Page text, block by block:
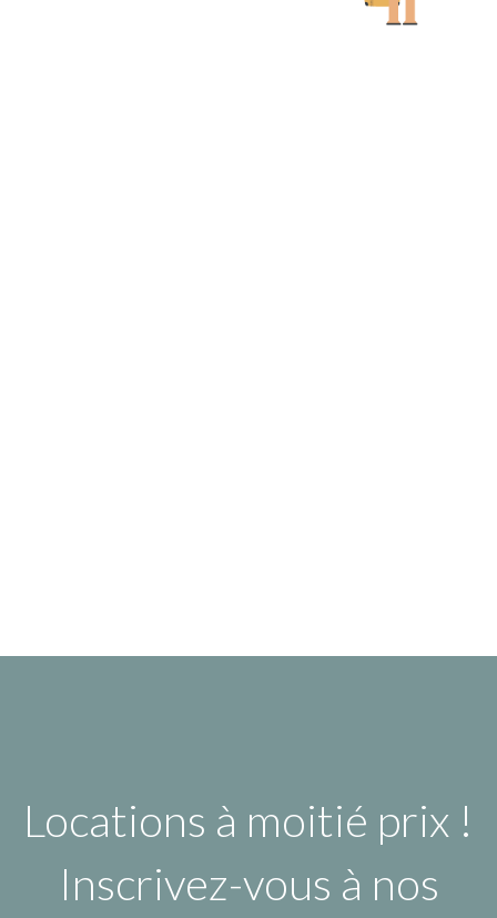
Locations à moitié prix !
Inscrivez-vous à nos